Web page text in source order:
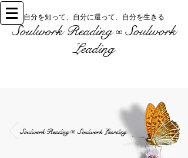
自分を知って、自分に還って、自分を生きる
Soulwork Reading∞Soulwork
Leading
Soulwork Reading∞ Soulwork Learding